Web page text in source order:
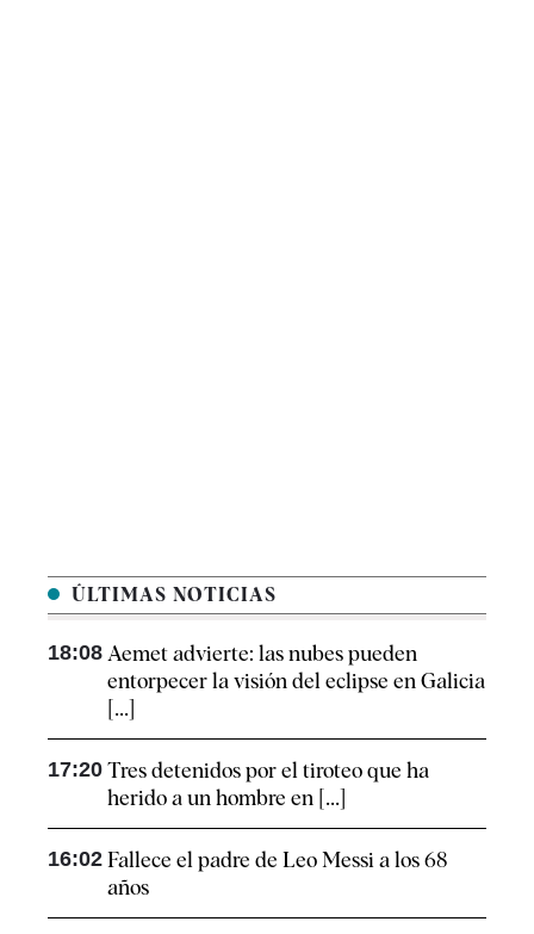
ÚLTIMAS NOTICIAS
18:08 Aemet advierte: las nubes pueden
entorpecer la visión del eclipse en Galicia
[...]
17:20 Tres detenidos por el tiroteo que ha
herido a un hombre en [...]
16:02 Fallece el padre de Leo Messi a los 68
años